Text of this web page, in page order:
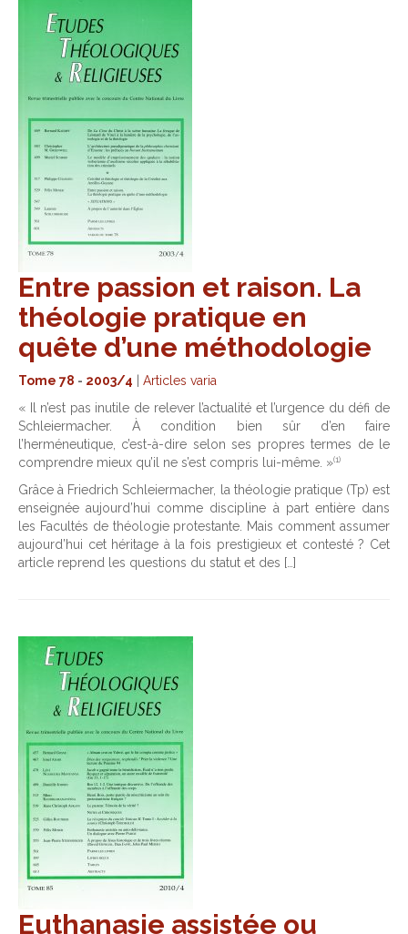
Entre passion et raison. La
théologie pratique en
quête d’une méthodologie
Tome 78 - 2003/4
Articles varia
« Il n’est pas inutile de relever l’actualité et l’urgence du défi de
Schleiermacher. À condition bien sûr d’en faire
l’herméneutique, c’est-à-dire selon ses propres termes de le
comprendre mieux qu’il ne s’est compris lui-même. »(1)
Grâce à Friedrich Schleiermacher, la théologie pratique (Tp) est
enseignée aujourd’hui comme discipline à part entière dans
les Facultés de théologie protestante. Mais comment assumer
aujourd’hui cet héritage à la fois prestigieux et contesté ? Cet
article reprend les questions du statut et des […]
Euthanasie assistée ou